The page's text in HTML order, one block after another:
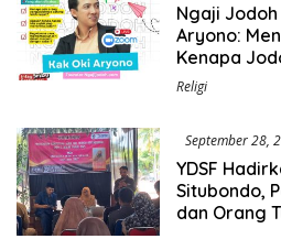
Ngaji
Aryono:
Kenapa
Duluan
Religi
September 28,
YDSF
Situbondo,
dan Orang